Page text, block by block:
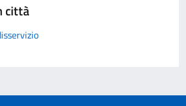
città